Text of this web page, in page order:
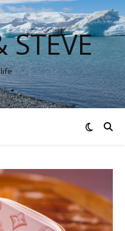
STEVE